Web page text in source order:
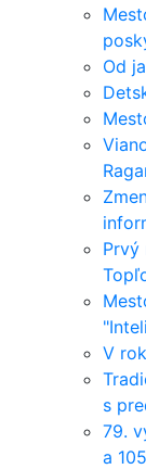
Od
Prvý
V
s
79.
a